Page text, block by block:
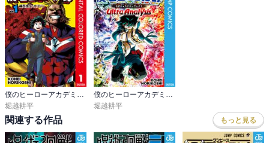
堀越耕平
堀越耕平
関連する作品 もっと見る